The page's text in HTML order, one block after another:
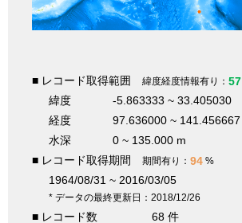
■ レコード取得範囲 緯度経度情報有り： 57
緯度
-5.863333 ~ 33.405030
経度
97.636000 ~ 141.456667
水深
0 ~ 135.000 m
■ レコード取得期間
期間有り： 94 %
1964/08/31 ~ 2016/03/05
* データの最終更新日：2018/12/26
■ レコード数 68 件